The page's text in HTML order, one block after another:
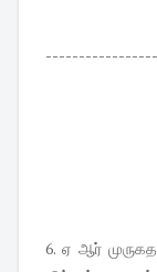
6. ஏ ஆர்